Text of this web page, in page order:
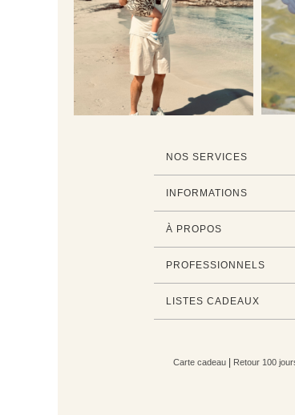
NOS SERVICES
INFORMATIONS
À PROPOS
PROFESSIONNELS
LISTES CADEAUX
Carte cadeau| Retour 100